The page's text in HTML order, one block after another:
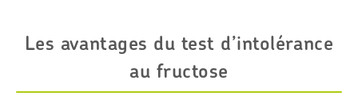
Les avantages du test d’intolérance
au fructose